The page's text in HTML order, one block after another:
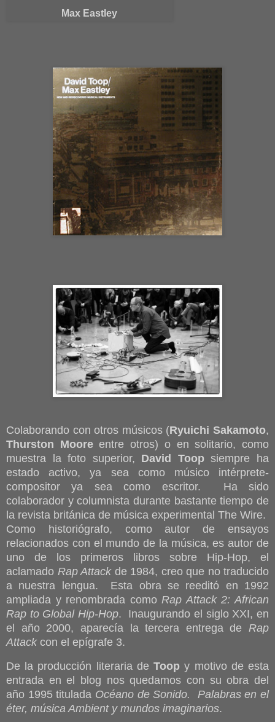
Max Eastley
Colaborando con otros músicos (Ryuichi Sakamoto,
Thurston Mooreentre otros) o en solitario, como
muestra la foto superior, David Toopsiempre ha
estado activo, ya sea como músico intérprete-
compositor ya sea como escritor. Ha sido
colaborador y columnista durante bastante tiempo de
la revista británica de música experimental The Wire.
Como historiógrafo, como autor de ensayos
relacionados con el mundo de la música, es autor de
uno de los primeros libros sobre Hip-Hop, el
aclamado Rap Attackde 1984, creo que no traducido
a nuestra lengua. Esta obra se reeditó en 1992
ampliada y renombrada como Rap Attack 2: African
Rap to Global Hip-Hop. Inaugurando el siglo XXI, en
el año 2000, aparecía la tercera entrega de Rap
Attackcon el epígrafe 3.
De la producción literaria deToop y motivo de esta
entrada en el blog nos quedamos con su obra del
año 1995 titulada Océano de Sonido. Palabras en el
éter, música Ambient y mundos imaginarios.